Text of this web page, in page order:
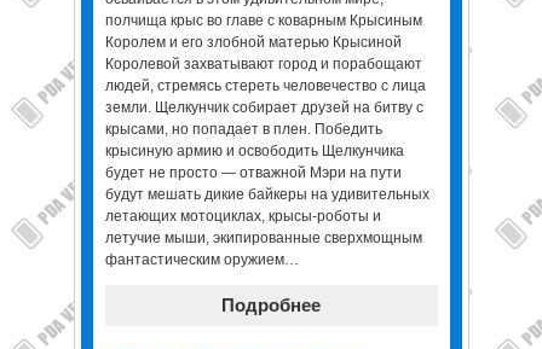
полчища крыс во главе с коварным Крысиным
Королем и его злобной матерью Крысиной
Королевой захватывают город и порабощают
людей, стремясь стереть человечество с лица
земли. Щелкунчик собирает друзей на битву с
крысами, но попадает в плен. Победить
крысиную армию и освободить Щелкунчика
будет не просто — отважной Мэри на пути
будут мешать дикие байкеры на удивительных
летающих мотоциклах, крысы-роботы и
летучие мыши, экипированные сверхмощным
фантастическим оружием…
Подробнее